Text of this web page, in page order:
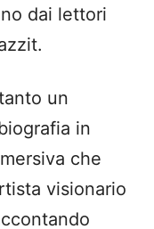
dai lettori
un
in
che
visionario